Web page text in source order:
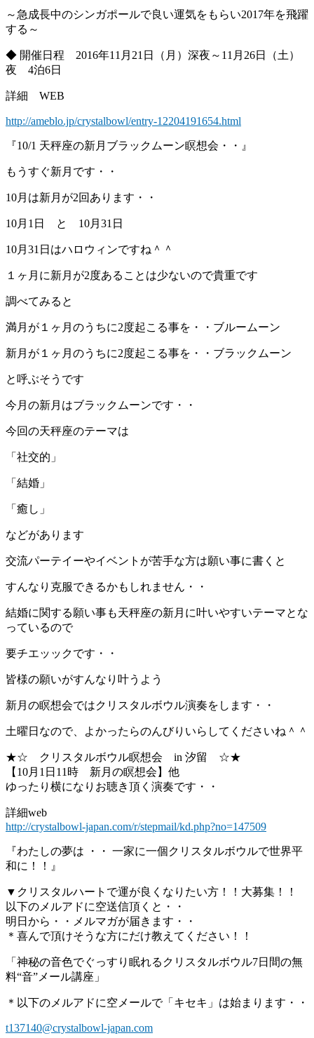
～急成長中のシンガポールで良い運気をもらい2017年を飛躍
する～
◆ 開催日程 2016年11月21日（月）深夜～11月26日（土）
夜 4泊6日
詳細 WEB
http://ameblo.jp/crystalbowl/entry-12204191654.html
『10/1 天秤座の新月ブラックムーン瞑想会・・』
もうすぐ新月です・・
10月は新月が2回あります・・
10月1日 と 10月31日
10月31日はハロウィンですね＾＾
１ヶ月に新月が2度あることは少ないので貴重です
調べてみると
満月が１ヶ月のうちに2度起こる事を・・ブルームーン
新月が１ヶ月のうちに2度起こる事を・・ブラックムーン
と呼ぶそうです
今月の新月はブラックムーンです・・
今回の天秤座のテーマは
「社交的」
「結婚」
「癒し」
などがあります
交流パーテイーやイベントが苦手な方は願い事に書くと
すんなり克服できるかもしれません・・
結婚に関する願い事も天秤座の新月に叶いやすいテーマとな
っているので
要チエッックです・・
皆様の願いがすんなり叶うよう
新月の瞑想会ではクリスタルボウル演奏をします・・
土曜日なので、よかったらのんびりいらしてくださいね＾＾
★☆ クリスタルボウル瞑想会 in 汐留 ☆★
【10月1日11時 新月の瞑想会】他
ゆったり横になりお聴き頂く演奏です・・
詳細web
http://crystalbowl-japan.com/r/stepmail/kd.php?no=147509
『わたしの夢は ・・ 一家に一個クリスタルボウルで世界平
和に！！』
▼クリスタルハートで運が良くなりたい方！！大募集！！
以下のメルアドに空送信頂くと・・
明日から・・メルマガが届きます・・
＊喜んで頂けそうな方にだけ教えてください！！
「神秘の音色でぐっすり眠れるクリスタルボウル7日間の無
料“音”メール講座」
＊以下のメルアドに空メールで「キセキ」は始まります・・
t137140@crystalbowl-japan.com